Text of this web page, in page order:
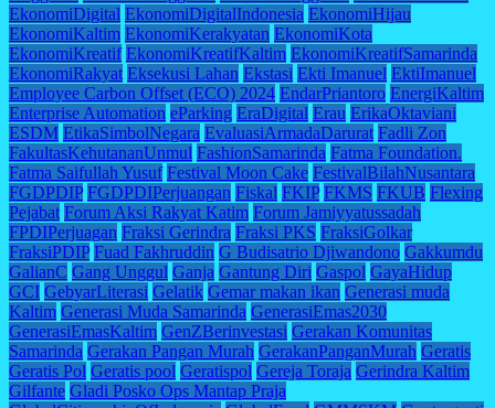
EkonomiDigital EkonomiDigitalIndonesia EkonomiHijau
EkonomiKaltim EkonomiKerakyatan EkonomiKota
EkonomiKreatif EkonomiKreatifKaltim EkonomiKreatifSamarinda
EkonomiRakyat Eksekusi Lahan Ekstasi Ekti Imanuel EktiImanuel
Employee Carbon Offset (ECO) 2024 EndarPriantoro EnergiKaltim
Enterprise Automation eParking EraDigital Erau ErikaOktaviani
ESDM EtikaSimbolNegara EvaluasiArmadaDarurat Fadli Zon
FakultasKehutananUnmul FashionSamarinda Fatma Foundation.
Fatma Saifullah Yusuf Festival Moon Cake FestivalBilahNusantara
FGDPDIP FGDPDIPerjuangan Fiskal FKIP FKMS FKUB Flexing
Pejabat Forum Aksi Rakyat Katim Forum Jamiyyatussadah
FPDIPerjuagan Fraksi Gerindra Fraksi PKS FraksiGolkar
FraksiPDIP Fuad Fakhruddin G Budisatrio Djiwandono Gakkumdu
GalianC Gang Unggul Ganja Gantung Diri Gaspol GayaHidup
GCI GebyarLiterasi Gelatik Gemar makan ikan Generasi muda
Kaltim Generasi Muda Samarinda GenerasiEmas2030
GenerasiEmasKaltim GenZBerinvestasi Gerakan Komunitas
Samarinda Gerakan Pangan Murah GerakanPanganMurah Geratis
Geratis Pol Geratis pool Geratispol Gereja Toraja Gerindra Kaltim
Gilfante Gladi Posko Ops Mantap Praja